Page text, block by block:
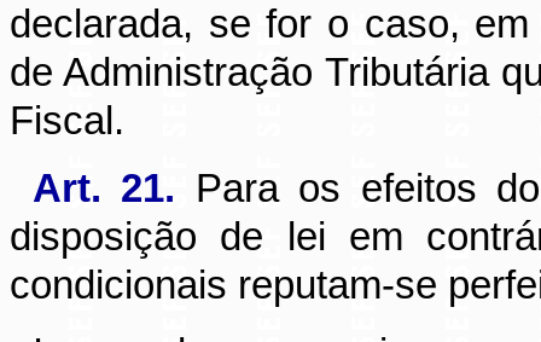
declarada, se for o caso,
de Administração Tributária
Fiscal.
Art. 21. Para os efeitos
disposição de lei em
condicionais reputam-se